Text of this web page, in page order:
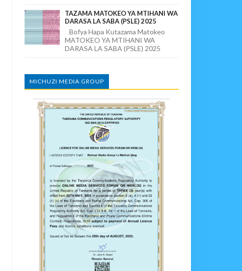
TAZAMA MATOKEO YA MTIHANI WA
DARASA LA SABA (PSLE) 2025
Bofya Hapa Kutazama Matokeo
MATOKEO YA MTIHANI WA
DARASA LA SABA (PSLE) 2025
MICHUZI MEDIA GROUP